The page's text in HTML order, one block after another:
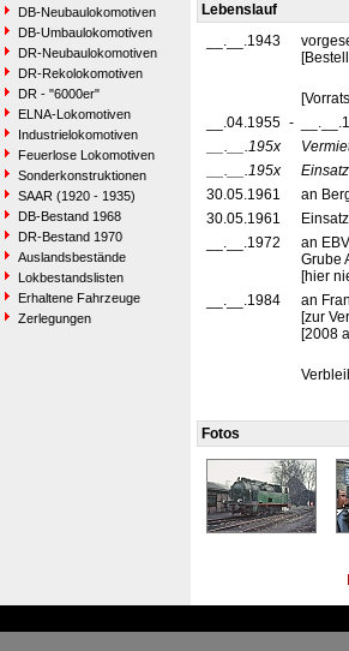
DB-Neubaulokomotiven
DB-Umbaulokomotiven
DR-Neubaulokomotiven
DR-Rekolokomotiven
DR - "6000er"
ELNA-Lokomotiven
Industrielokomotiven
Feuerlose Lokomotiven
Sonderkonstruktionen
SAAR (1920 - 1935)
DB-Bestand 1968
DR-Bestand 1970
Auslandsbestände
Lokbestandslisten
Erhaltene Fahrzeuge
Zerlegungen
Lebenslauf
__.__.1943
__.04.1955 -
__.__.195x
__.__.195x
30.05.1961
an
30.05.1961
__.__.1972
an
Grube
[hier
__.__.1984
an
[zur
[2008
Fotos